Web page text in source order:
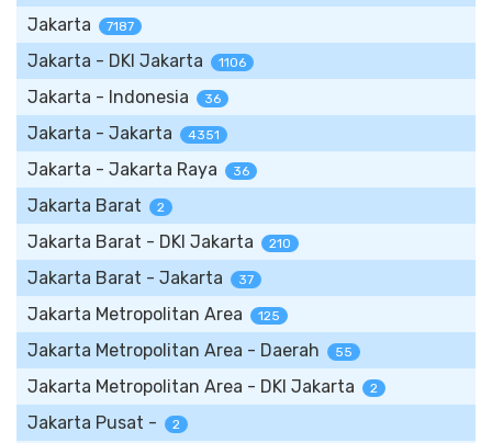
Jakarta 7187
Jakarta - DKI Jakarta 1106
Jakarta - Indonesia 36
Jakarta - Jakarta 4351
Jakarta - Jakarta Raya 36
Jakarta Barat 2
Jakarta Barat - DKI Jakarta 210
Jakarta Barat - Jakarta 37
Jakarta Metropolitan Area 125
Jakarta Metropolitan Area - Daerah 55
Jakarta Metropolitan Area - DKI Jakarta 2
Jakarta Pusat - 2